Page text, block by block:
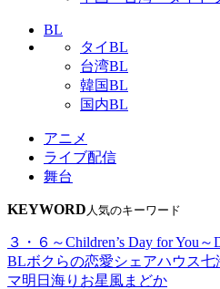
BL
タイBL
台湾BL
韓国BL
国内BL
アニメ
ライブ配信
舞台
KEYWORD 人気のキーワード
３・６～Children’s Day for You～
BLボクらの恋愛シェアハウス七
マ明日海りお星風まどか